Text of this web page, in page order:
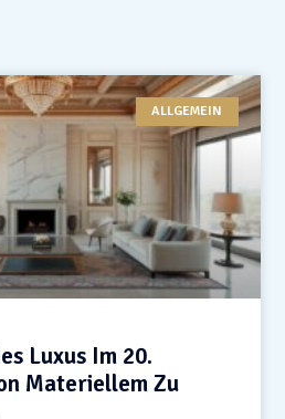
ALLGEMEIN
Luxus Im 20.
Materiellem Zu